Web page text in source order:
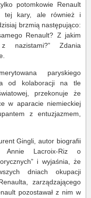
potomkowie Renault
tej kary, ale również i
brzmią następująco:
Renault? Z jakim
z nazistami?” Zdania
paryskiego
od kolaboracji na tle
przekonuje że
w aparacie niemieckiej
z entuzjazmem,
Gingli, autor biografii
Annie Lacroix-Riz o
i wyjaśnia, że
dniach okupacji
zarządzającego
pozostawał z nim w